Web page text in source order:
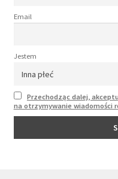
Email
Jestem
Przechodząc dalej,
na otrzymywanie wiadomości